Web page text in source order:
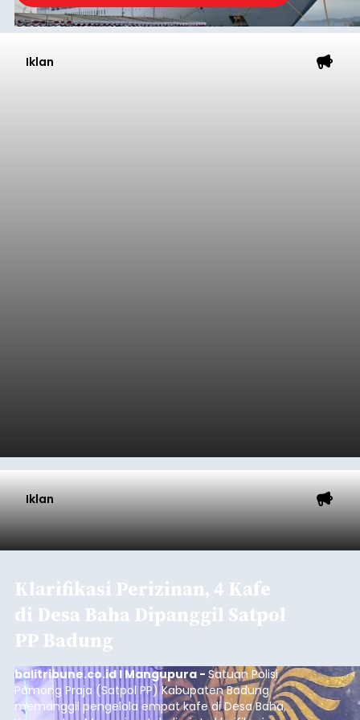
Iklan
Iklan
Klarifikasi Perizinan, 4 Kafe
di Desa Baha Dipanggil Satpol
PP Badung
balitribune.co.id I Mangupura - Satuan Polisi
Pamong Praja (Satpol PP) Kabupaten Badung
memanggil pengelola empat kafe di Desa Baha,